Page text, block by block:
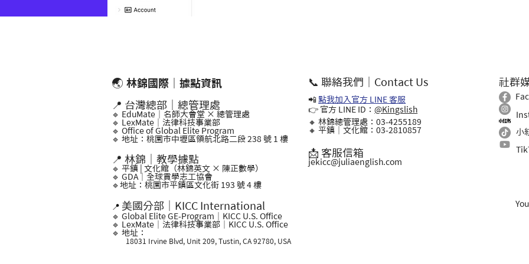
🌏 林錦國際｜據點資訊
📍 台灣總部｜總管理處
🔹 EduMate｜名師大會堂 × 總管理處
🔹 LexMate｜法律科技事業部
🔹 Office of Global Elite Program
🔹 地址：桃園市中壢區領航北路二段 238 號 1 樓
📍 林錦｜教學據點
🔹 平鎮 | 文化館（林錦英文 × 陳正數學）
🔹 GDA｜全球貢學志工協會
🔹地址：桃園市平鎮區文化街 193 號 4 樓
📍 美國分部｜KICC International
🔹 Global Elite GE-Program｜KICC U.S. Office
🔹 LexMate｜法律科技事業部｜KICC U.S. Office
🔹 地址：
18031 Irvine Blvd, Unit 209, Tustin, CA 92780, USA
📞 聯絡我們｜Contact Us
📲 點我加入官方 LINE 客服
👉 官方 LINE ID：@Kingslish
🔸 林錦總管理處：03-4255189
🔸 平鎮｜文化館：03-2810857
📩 客服信箱
jekicc@juliaenglish.com
社群
小